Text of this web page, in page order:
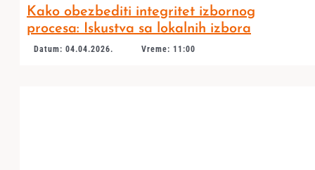
Kako obezbediti integritet izbornog
procesa: Iskustva sa lokalnih izbora
Datum: 04.04.2026. Vreme: 11:00